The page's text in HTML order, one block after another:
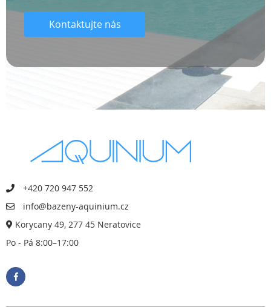
Kontaktujte nás
+420 720 947 552
info@bazeny-aquinium.cz
Korycany 49, 277 45 Neratovice
Po - Pá 8:00–17:00